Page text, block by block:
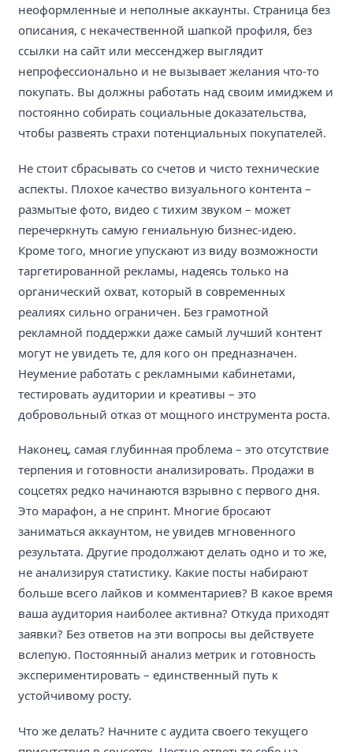
неоформленные и неполные аккаунты. Страница без
описания, с некачественной шапкой профиля, без
ссылки на сайт или мессенджер выглядит
непрофессионально и не вызывает желания что-то
покупать. Вы должны работать над своим имиджем и
постоянно собирать социальные доказательства,
чтобы развеять страхи потенциальных покупателей.
Не стоит сбрасывать со счетов и чисто технические
аспекты. Плохое качество визуального контента –
размытые фото, видео с тихим звуком – может
перечеркнуть самую гениальную бизнес-идею.
Кроме того, многие упускают из виду возможности
таргетированной рекламы, надеясь только на
органический охват, который в современных
реалиях сильно ограничен. Без грамотной
рекламной поддержки даже самый лучший контент
могут не увидеть те, для кого он предназначен.
Неумение работать с рекламными кабинетами,
тестировать аудитории и креативы – это
добровольный отказ от мощного инструмента роста.
Наконец, самая глубинная проблема – это отсутствие
терпения и готовности анализировать. Продажи в
соцсетях редко начинаются взрывно с первого дня.
Это марафон, а не спринт. Многие бросают
заниматься аккаунтом, не увидев мгновенного
результата. Другие продолжают делать одно и то же,
не анализируя статистику. Какие посты набирают
больше всего лайков и комментариев? В какое время
ваша аудитория наиболее активна? Откуда приходят
заявки? Без ответов на эти вопросы вы действуете
вслепую. Постоянный анализ метрик и готовность
экспериментировать – единственный путь к
устойчивому росту.
Что же делать? Начните с аудита своего текущего